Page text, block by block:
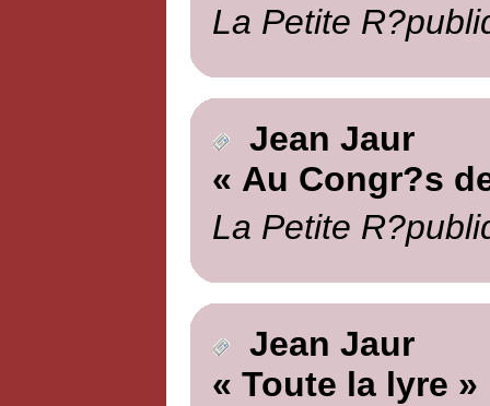
La Petite
Jean Jaur
« Au Congr?s
La Petite
Jean Jaur
« Toute la lyre »